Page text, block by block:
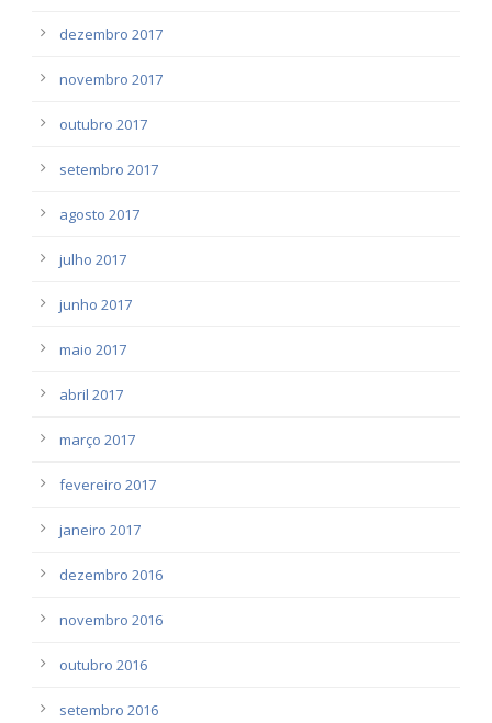
dezembro 2017
novembro 2017
outubro 2017
setembro 2017
agosto 2017
julho 2017
junho 2017
maio 2017
abril 2017
março 2017
fevereiro 2017
janeiro 2017
dezembro 2016
novembro 2016
outubro 2016
setembro 2016